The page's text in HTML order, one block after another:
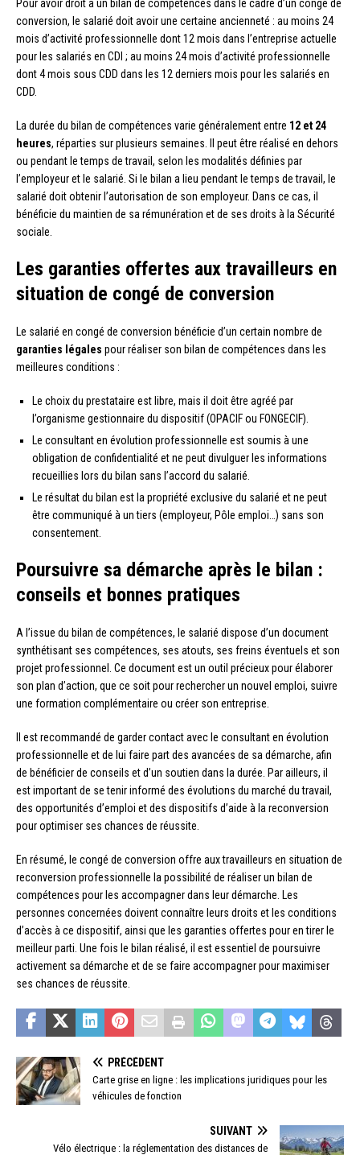
Pour avoir droit à un bilan de compétences dans le cadre d’un congé de
conversion, le salarié doit avoir une certaine ancienneté : au moins 24
mois d’activité professionnelle dont 12 mois dans l’entreprise actuelle
pour les salariés en CDI ; au moins 24 mois d’activité professionnelle
dont 4 mois sous CDD dans les 12 derniers mois pour les salariés en
CDD.
La durée du bilan de compétences varie généralement entre 12 et 24
heures, réparties sur plusieurs semaines. Il peut être réalisé en dehors
ou pendant le temps de travail, selon les modalités définies par
l’employeur et le salarié. Si le bilan a lieu pendant le temps de travail, le
salarié doit obtenir l’autorisation de son employeur. Dans ce cas, il
bénéficie du maintien de sa rémunération et de ses droits à la Sécurité
sociale.
Les garanties offertes aux travailleurs en
situation de congé de conversion
Le salarié en congé de conversion bénéficie d’un certain nombre de
garanties légales pour réaliser son bilan de compétences dans les
meilleures conditions :
Le choix du prestataire est libre, mais il doit être agréé par
l’organisme gestionnaire du dispositif (OPACIF ou FONGECIF).
Le consultant en évolution professionnelle est soumis à une
obligation de confidentialité et ne peut divulguer les informations
recueillies lors du bilan sans l’accord du salarié.
Le résultat du bilan est la propriété exclusive du salarié et ne peut
être communiqué à un tiers (employeur, Pôle emploi…) sans son
consentement.
Poursuivre sa démarche après le bilan :
conseils et bonnes pratiques
A l’issue du bilan de compétences, le salarié dispose d’un document
synthétisant ses compétences, ses atouts, ses freins éventuels et son
projet professionnel. Ce document est un outil précieux pour élaborer
son plan d’action, que ce soit pour rechercher un nouvel emploi, suivre
une formation complémentaire ou créer son entreprise.
Il est recommandé de garder contact avec le consultant en évolution
professionnelle et de lui faire part des avancées de sa démarche, afin
de bénéficier de conseils et d’un soutien dans la durée. Par ailleurs, il
est important de se tenir informé des évolutions du marché du travail,
des opportunités d’emploi et des dispositifs d’aide à la reconversion
pour optimiser ses chances de réussite.
En résumé, le congé de conversion offre aux travailleurs en situation de
reconversion professionnelle la possibilité de réaliser un bilan de
compétences pour les accompagner dans leur démarche. Les
personnes concernées doivent connaître leurs droits et les conditions
d’accès à ce dispositif, ainsi que les garanties offertes pour en tirer le
meilleur parti. Une fois le bilan réalisé, il est essentiel de poursuivre
activement sa démarche et de se faire accompagner pour maximiser
ses chances de réussite.
PRÉCÉDENT
Carte grise en ligne : les implications juridiques pour les
véhicules de fonction
SUIVANT
Vélo électrique : la réglementation des distances de